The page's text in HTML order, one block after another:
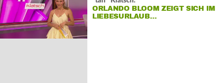
ORLANDO BLOOM ZEIGT SICH IM
LIEBESURLAUB…